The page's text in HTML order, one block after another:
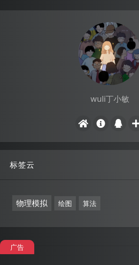
wuli丁小敏
标签云
物理模拟 绘图 算法
广告